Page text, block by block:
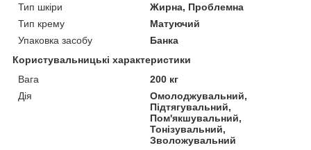
Тип шкіри
Жирна, Проблемна
Тип крему
Матуючий
Упаковка засобу
Банка
Користувальницькі характеристики
Вага
200 кг
Дія
Омолоджувальний,
Підтягувальний,
Пом'якшувальний,
Тонізувальний,
Зволожувальний